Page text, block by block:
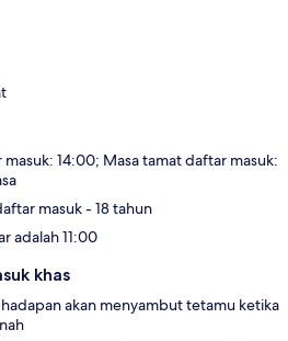
masuk: 14:00; Masa tamat daftar masuk:
masuk - 18 tahun
adalah 11:00
khas
akan menyambut tetamu ketika